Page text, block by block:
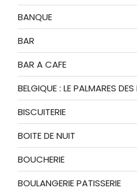
BANQUE
BAR
BAR A CAFE
BELGIQUE : LE PALMARES
BISCUITERIE
BOITE DE NUIT
BOUCHERIE
BOULANGERIE PATISSERIE